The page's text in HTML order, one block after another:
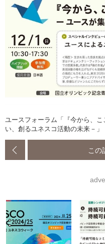
ユースフォーラム「『今から、
い、創るユネスコ活動の未来－」
この